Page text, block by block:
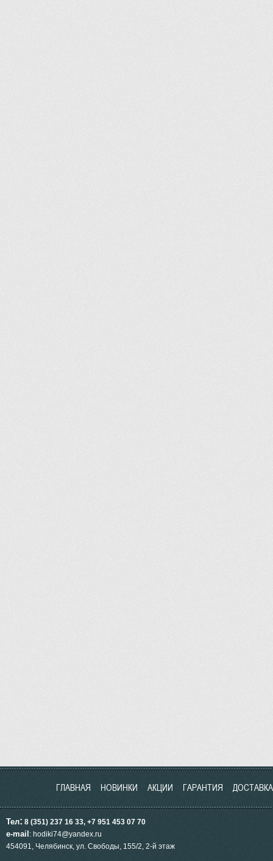
ГЛАВНАЯ НОВИНКИ АКЦИИ ГАРАНТИЯ ДОСТАВКА
Тел: 8 (351) 237 16 33, +7 951 453 07 70
e-mail : hodiki74@yandex.ru
454091, Челябинск, ул. Свободы, 155/2, 2-й этаж